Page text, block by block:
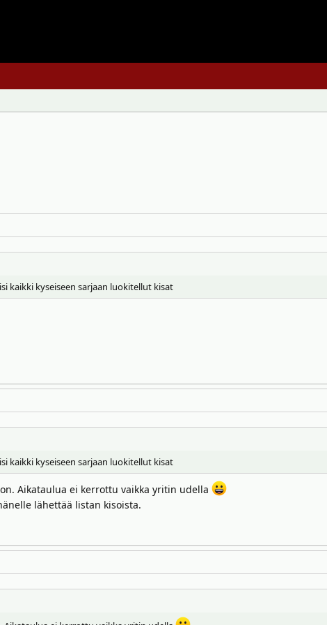
kaikki kyseiseen sarjaan luokitellut kisat
kaikki kyseiseen sarjaan luokitellut kisat
Aikataulua ei kerrottu vaikka yritin udella
lähettää listan kisoista.